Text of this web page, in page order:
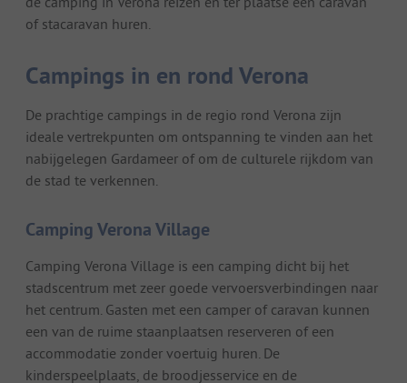
of stacaravan huren.
Campings in en rond Verona
De prachtige campings in de regio rond Verona zijn
ideale vertrekpunten om ontspanning te vinden aan het
nabijgelegen Gardameer of om de culturele rijkdom van
de stad te verkennen.
Camping Verona Village
Camping Verona Village is een camping dicht bij het
stadscentrum met zeer goede vervoersverbindingen naar
het centrum. Gasten met een camper of caravan kunnen
een van de ruime staanplaatsen reserveren of een
accommodatie zonder voertuig huren. De
kinderspeelplaats, de broodjesservice en de